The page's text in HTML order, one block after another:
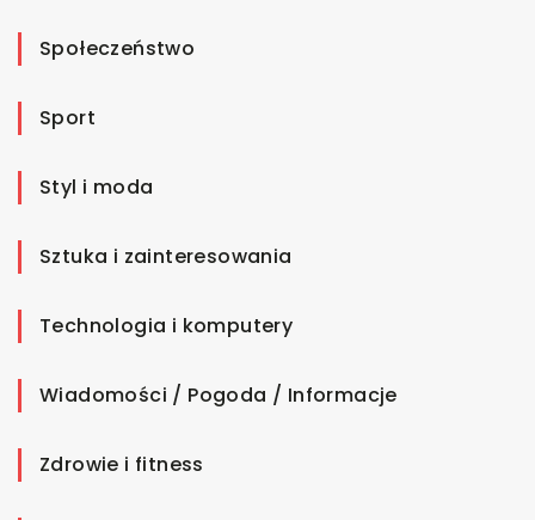
Społeczeństwo
Sport
Styl i moda
Sztuka i zainteresowania
Technologia i komputery
Wiadomości / Pogoda / Informacje
Zdrowie i fitness